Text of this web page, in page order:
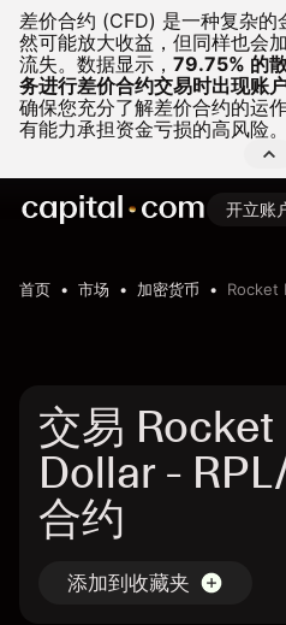
差价合约 (CFD) 是一种复杂的
然可能放大收益，但同样也会
流失。 数据显示， 79.75% 的
务进行差价合约交易时出现账户
确保您充分了解差价合约的运
有能力承担资金亏损的高风险。
开立账
首页 市场 加密货币 Rocket
交易 Rocket
Dollar -
合约
添加到收藏夹